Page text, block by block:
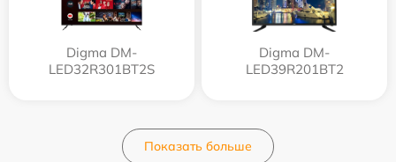
Digma DM-
LED32R301BT2S
Digma DM-
LED39R201BT2
Показать больше